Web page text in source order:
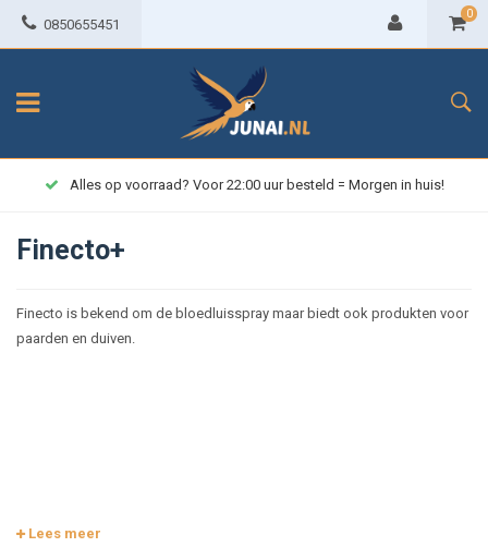
0850655451
0
Alles op voorraad? Voor 22:00 uur besteld = Morgen in huis!
Finecto+
Finecto is bekend om de bloedluisspray maar biedt ook produkten voor
paarden en duiven.
Lees meer